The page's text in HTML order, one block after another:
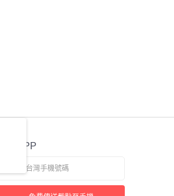
官方APP